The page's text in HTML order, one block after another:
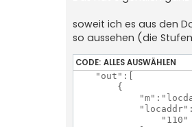
} else if
Motorspeed = -
    } else {
Motorspeed = -
    }
} else if (newValue
    // Vorwärts-Stufen
if (newValue >=
Motorspeed =
} else if
soweit ich es aus den
so aussehen (die
CODE: ALLES AUSWÄHLEN
    "out":[
        {
                "110"